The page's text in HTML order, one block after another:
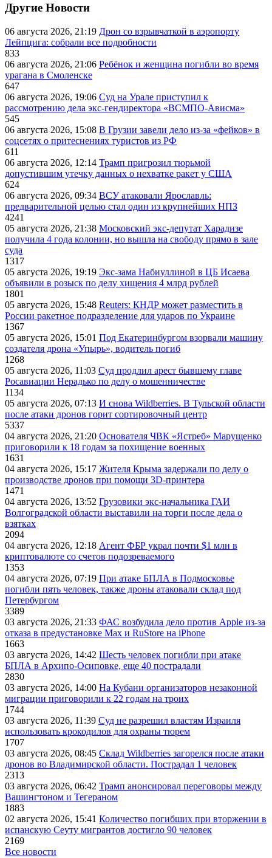
Другие Новости
06 августа 2026, 21:19 Дрон со взрывчаткой в аэропорту
Лейпцига: собрали все подробности
833
06 августа 2026, 21:06 Ребёнок и женщина погибли во время
урагана в Смоленске
647
06 августа 2026, 19:06 Суд на Урале приступил к
рассмотрению дела экс-гендиректора «ВСМПО-Ависма»
545
06 августа 2026, 15:08 В Грузии завели дело из-за «фейков» в
соцсетях о притеснениях туристов из РФ
611
06 августа 2026, 12:14 Трамп пригрозил тюрьмой
допустившим утечку данных о нехватке ракет у США
624
06 августа 2026, 09:34 ВСУ атаковали Ярославль:
предварительной целью стал один из крупнейших НПЗ
4241
05 августа 2026, 21:38 Московский экс-депутат Харадизе
получила 4 года колонии, но вышла на свободу прямо в зале
суда
1317
05 августа 2026, 19:19 Экс-зама Набиуллиной в ЦБ Исаева
объявили в розыск по делу хищения 4 млрд рублей
1801
05 августа 2026, 15:48 Reuters: КНДР может разместить в
России ракетное подразделение для ударов по Украине
1367
05 августа 2026, 15:01 Под Екатеринбургом взорвали машину
создателя дрона «Упырь», водитель погиб
1268
05 августа 2026, 11:03 Суд продлил арест бывшему главе
Росавиации Нерадько по делу о мошенничестве
1134
05 августа 2026, 07:13 И снова Wildberries. В Тульской области
после атаки дронов горит сортировочный центр
5337
04 августа 2026, 21:20 Основателя ЧВК «Ястреб» Марущенко
приговорили к 18 годам за похищение военных
1631
04 августа 2026, 15:17 Жителя Крыма задержали по делу о
производстве дронов при помощи 3D‑принтера
1471
04 августа 2026, 13:52 Грузовики экс-начальника ГАИ
Волгоградской области выставили на торги после дела о
взятках
2094
04 августа 2026, 12:18 Агент ФБР украл почти $1 млн в
криптовалюте со счетов подозреваемого
1353
04 августа 2026, 07:19 При атаке БПЛА в Подмосковье
погибли пять человек, также дроны атаковали склад под
Петербургом
3389
03 августа 2026, 21:33 ФАС возбудила дело против Apple из-за
отказа в предустановке Max и RuStore на iPhone
1663
03 августа 2026, 14:42 Шесть человек погибли при атаке
БПЛА в Архипо-Осиповке, еще 40 пострадали
2830
03 августа 2026, 14:00 На Кубани организаторов незаконной
миграции приговорили к 22 годам на троих
1744
03 августа 2026, 11:39 Суд не разрешил властям Израиля
использовать крокодилов для охраны тюрем
1707
03 августа 2026, 08:45 Склад Wildberries загорелся после атаки
дронов во Владимирской области. Пострадал 1 человек
2313
03 августа 2026, 06:42 Трамп анонсировал переговоры между
Вашингтоном и Тегераном
1883
02 августа 2026, 15:41 Количество погибших при вторжении в
испанскую Сеуту мигрантов достигло 90 человек
2169
Все новости